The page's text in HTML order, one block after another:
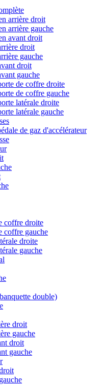
arrière droit
arrière gauche
avant droit
droit
gauche
droit
gauche
de coffre droite
de coffre gauche
latérale droite
latérale gauche
de gaz d'accélérateur
coffre droite
coffre gauche
droite
gauche
double)
droit
gauche
droit
gauche